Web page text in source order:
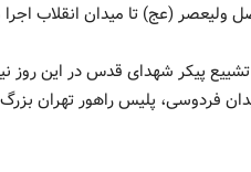
ولیعصر (عج) تا میدان انقلاب
پیکر شهدای قدس در این روز
فردوسی، پلیس راهور تهران